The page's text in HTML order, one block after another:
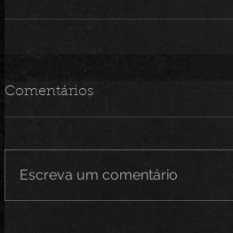
Comentários
Escreva um comentário